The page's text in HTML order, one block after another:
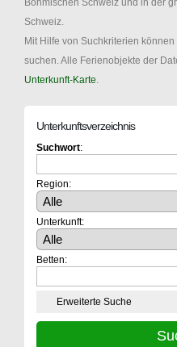
Schweiz.
Mit Hilfe von Suchkriterien
suchen. Alle Ferienobjekte der
Unterkunft-Karte
Unterkunftsverzeichnis
Suchwort:
Region:
Unterkunft:
Betten:
Erweiterte Suche